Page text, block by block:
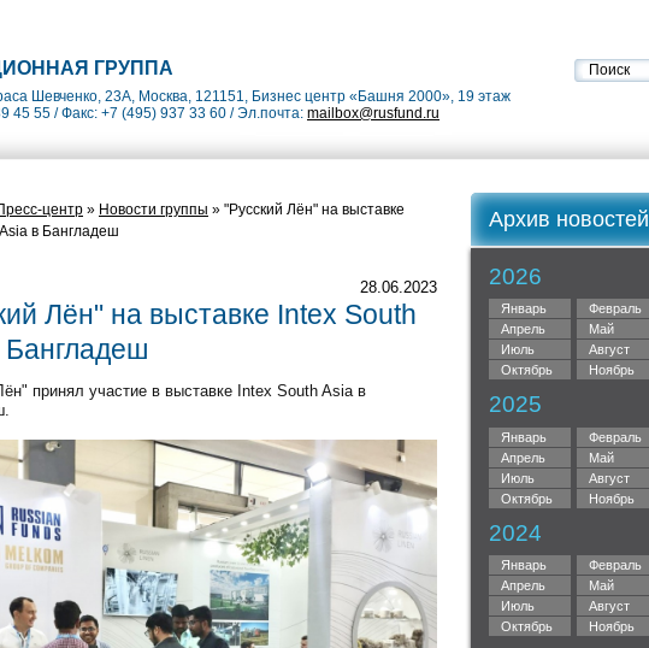
ГРУППА
Шевченко, 23А, Москва, 121151, Бизнес центр «Башня 2000», 19 этаж
45 55 / Факс: +7 (495) 937 33 60 / Эл.почта: mailbox@rusfund.ru
Архив новостей
2026
Январь Февраль
Апрель
Май
Июль
Август
Октябрь
Ноябрь
2025
Январь Февраль
Апрель
Май
Июль
Август
Октябрь
Ноябрь
2024
Январь Февраль
Апрель
Май
Июль
Август
Октябрь
Ноябрь
центр » Новости группы » "Русский Лён" на выставке
в Бангладеш
28.06.2023
Лён" на выставке Intex South
Бангладеш
принял участие в выставке Intex South Asia в